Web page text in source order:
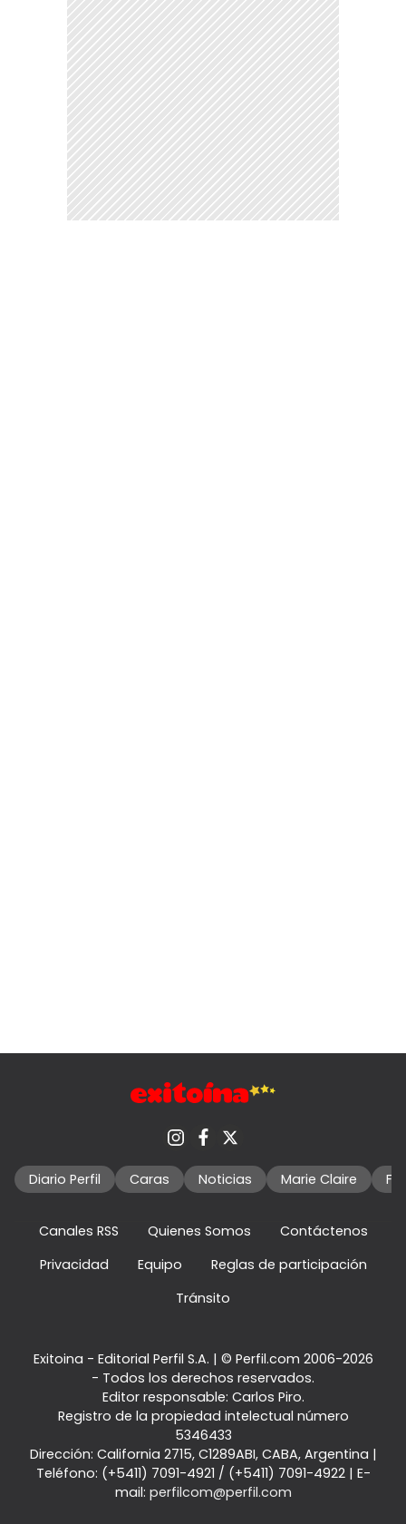
Diario Perfil Caras Noticias Marie Claire
Canales RSS Quienes Somos
Contáctenos
Privacidad
Equipo
Reglas de participación
Tránsito
Exitoina - Editorial Perfil S.A. | © Perfil.com 2006-2026
- Todos los derechos reservados.
Editor responsable: Carlos Piro.
Registro de la propiedad intelectual número
5346433
Dirección: California 2715, C1289ABI, CABA, Argentina |
Teléfono: (+5411) 7091-4921 / (+5411) 7091-4922| E-
mail: perfilcom@perfil.com